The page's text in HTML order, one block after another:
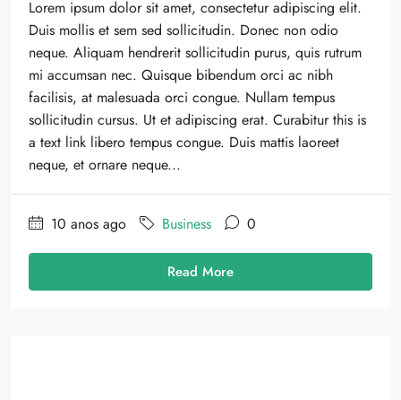
Lorem ipsum dolor sit amet, consectetur adipiscing elit.
Duis mollis et sem sed sollicitudin. Donec non odio
neque. Aliquam hendrerit sollicitudin purus, quis rutrum
mi accumsan nec. Quisque bibendum orci ac nibh
facilisis, at malesuada orci congue. Nullam tempus
sollicitudin cursus. Ut et adipiscing erat. Curabitur this is
a text link libero tempus congue. Duis mattis laoreet
neque, et ornare neque...
10 anos ago Business 0
Read More